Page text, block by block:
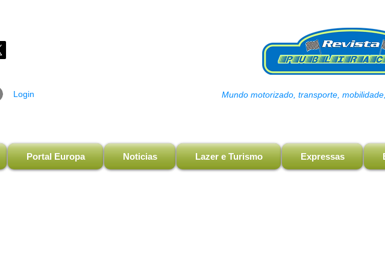
Login
Mundo motorizado, transporte,
Portal Europa Noticias Lazer e Turismo Expressas